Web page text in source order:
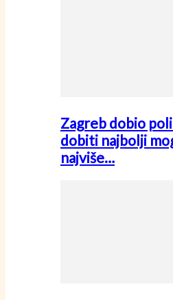
Zagreb dobio
dobiti najbolji
najviše…